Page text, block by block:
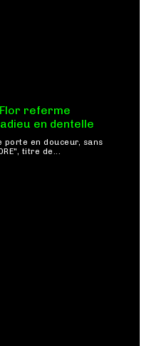
Flor referme
adieu en dentelle
porte en douceur, sans
titre de...